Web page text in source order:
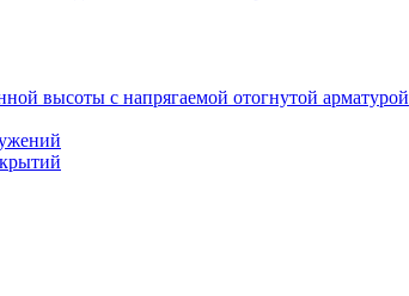
высоты с напрягаемой отогнутой арматурой